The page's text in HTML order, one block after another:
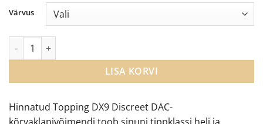
Hinnatud Topping DX9 Discreet DAC-
Värvus
Topping DX9 DAC ja kõrvaklapivõimendi kogus
LISA KORVI